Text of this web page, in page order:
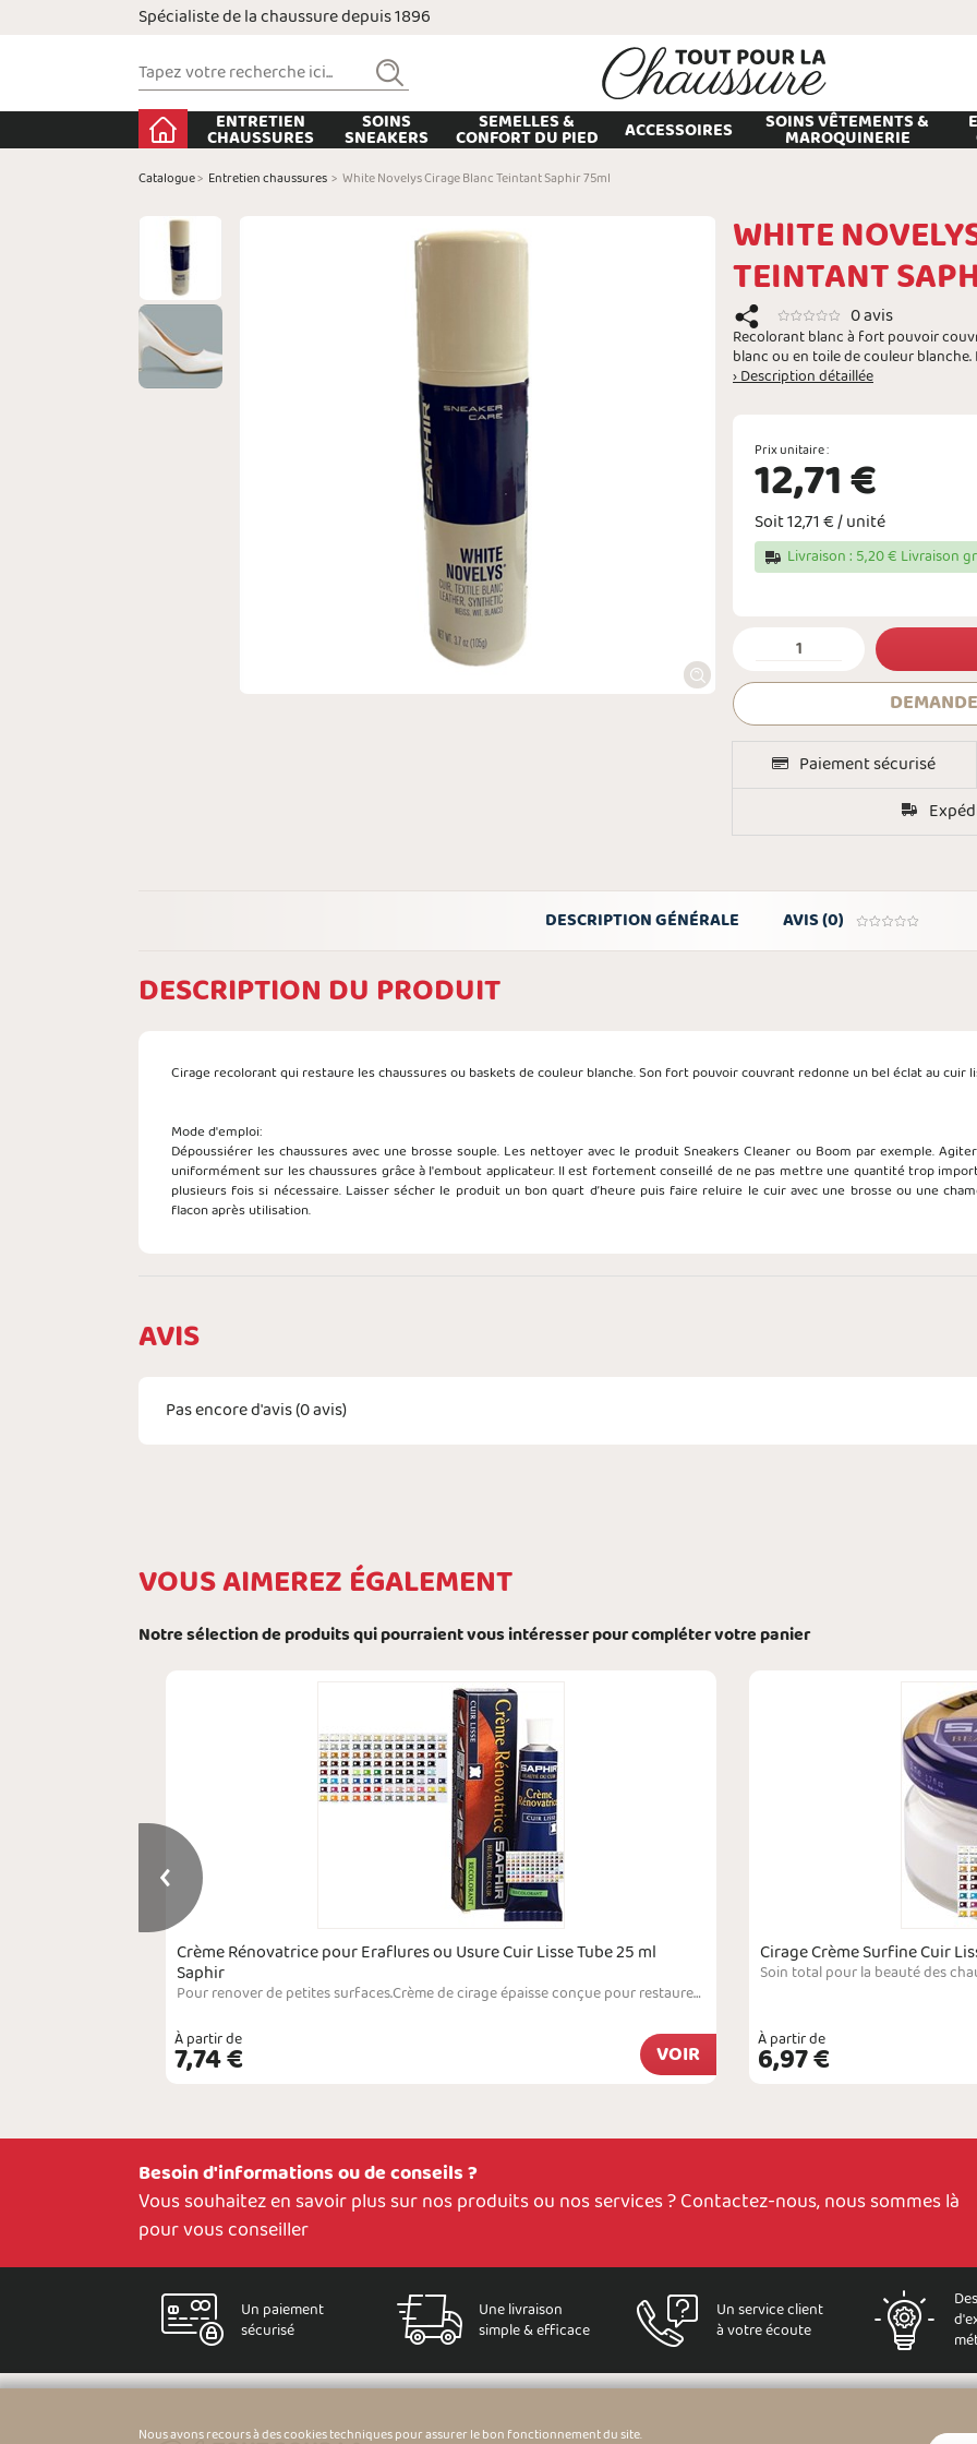
Spécialiste de la chaussure depuis 1896
ENTRETIEN
CHAUSSURES
SOINS
SNEAKERS
SEMELLES &
CONFORT DU PIED ACCESSOIRES SOINS VÊTEMENTS &
MAROQUINERIE
Catalogue> Entretien chaussures > White Novelys Cirage Blanc Teintant Saphir 75ml
WHITE
TEINTANT
0 avis
Recolorant blanc à fort pouvoir
blanc ou en toile de couleur
› Description détaillée
Prix unitaire :
12,71 €
Soit 12,71 € / unité
Livraison : 5,20 € Livraison
Paiement sécurisé
DESCRIPTION GÉNÉRALE AVIS (0)
DESCRIPTION DU PRODUIT
Cirage recolorant qui restaure les chaussures ou baskets de couleur blanche. Son fort pouvoir couvrant redonne un bel éclat au cuir
Mode d'emploi:
Dépoussiérer les chaussures avec une brosse souple. Les nettoyer avec le produit Sneakers Cleaner ou Boom par exemple.
uniformément sur les chaussures grâce à l'embout applicateur. Il est fortement conseillé de ne pas mettre une quantité trop
plusieurs fois si nécessaire. Laisser sécher le produit un bon quart d’heure puis faire reluire le cuir avec une brosse ou une
flacon après utilisation.
AVIS
Pas encore d'avis (0avis)
VOUS AIMEREZ ÉGALEMENT
Notre sélection de produits qui pourraient vous intéresser pour compléter votre panier
Crème Rénovatrice pour Eraflures ou Usure Cuir Lisse Tube 25 ml
Saphir
Pour renover de petites surfaces.Crème de cirage épaisse conçue pour restaurer le cuir lisse qui laisse apparaitre des imperfections. Le produit s'utilise uniquement pour des retouches sur de petites zones. Il permet de masquer des éraflures, de combler des accrocs au niveau du bout des chaussures ou des coins d'un sac et de recouvrir des brûlures superficielles. Le produit peut s'appliquer aussi bien sur les chaussures et les sacs à main que sur…
À partir de
7,74 € VOIR
Cirage Crème Surfine Cuir
À partir de
6,97 €
Besoin d'informations ou de conseils ?
Vous souhaitez en savoir plus sur nos produits ou nos services ? Contactez-nous, nous sommes là
pour vous conseiller
Un paiement
sécurisé
Une livraison
simple & efficace
Un service client
à votre écoute
Nous avons recours à des cookies techniques pour assurer le bon fonctionnement du site.